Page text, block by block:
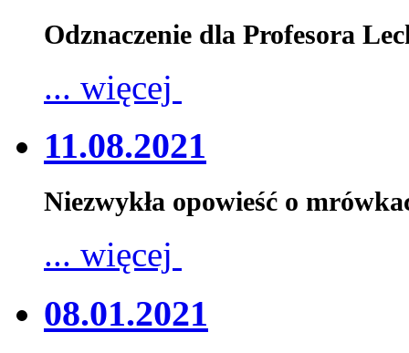
Odznaczenie dla Profesora
... więcej
11.08.2021
Niezwykła opowieść o
... więcej
08.01.2021